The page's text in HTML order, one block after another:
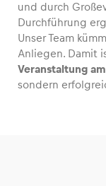
und durch
Durchführung
Unser Team
Anliegen. Damit
Veranstaltung
sondern